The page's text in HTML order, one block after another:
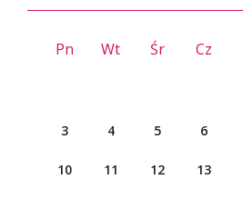
Pn Wt Śr Cz
3 4 5 6
10 11 12 13